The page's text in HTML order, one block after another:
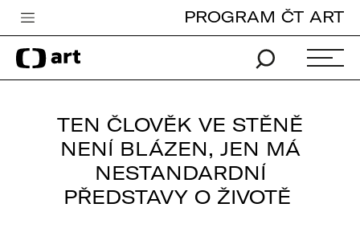
Česká televize
Zpravodajství
PROGRAM ČT ART
TEN ČLOVĚK VE STĚNĚ
NENÍ BLÁZEN, JEN MÁ
NESTANDARDNÍ
PŘEDSTAVY O ŽIVOTĚ